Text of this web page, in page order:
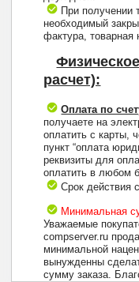
При получении
необходимый
фактура, товарная
расчет):
Оплата по
получаете на
оплатить с карты,
пункт “оплата
реквизиты для
оплатить в любом
Срок действия
Минимальная
Уважаемые
compserver.ru
минимальной
вынужденны
сумму заказа.